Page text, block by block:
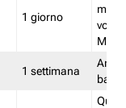
1 giorno
1 settimana